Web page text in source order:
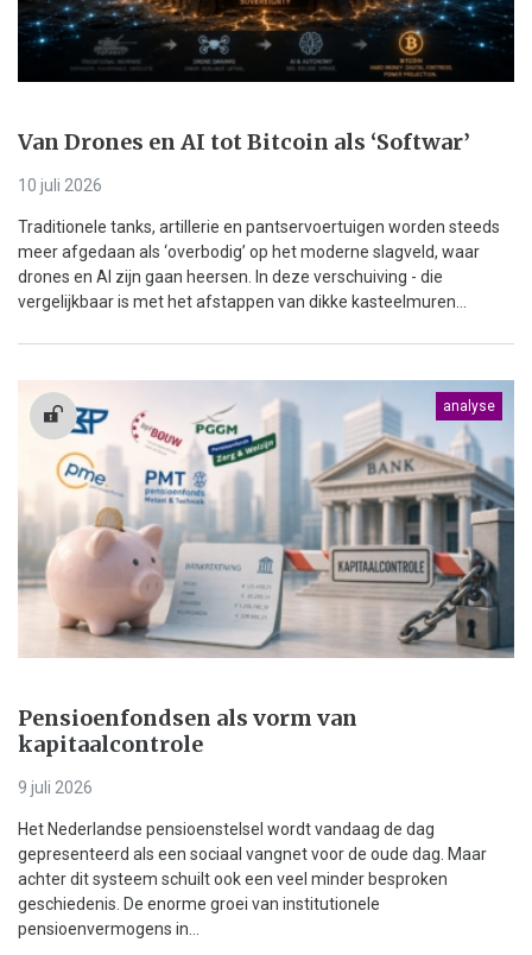
Van Drones en AI tot Bitcoin als ‘Softwar’
10 juli 2026
Traditionele tanks, artillerie en pantservoertuigen worden steeds
meer afgedaan als ‘overbodig’ op het moderne slagveld, waar
drones en AI zijn gaan heersen. In deze verschuiving - die
vergelijkbaar is met het afstappen van dikke kasteelmuren...
analyse
Pensioenfondsen als vorm van
kapitaalcontrole
9 juli 2026
Het Nederlandse pensioenstelsel wordt vandaag de dag
gepresenteerd als een sociaal vangnet voor de oude dag. Maar
achter dit systeem schuilt ook een veel minder besproken
geschiedenis. De enorme groei van institutionele
pensioenvermogens in...